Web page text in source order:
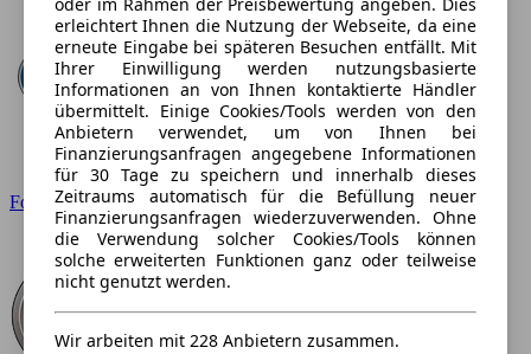
Ford
erleichtert Ihnen die Nutzung der Webseite, da eine
erneute Eingabe bei späteren Besuchen entfällt. Mit
Ihrer Einwilligung werden nutzungsbasierte
Informationen an von Ihnen kontaktierte Händler
übermittelt. Einige Cookies/Tools werden von den
Anbietern verwendet, um von Ihnen bei
Finanzierungsanfragen angegebene Informationen
für 30 Tage zu speichern und innerhalb dieses
Zeitraums automatisch für die Befüllung neuer
Finanzierungsanfragen wiederzuverwenden. Ohne
die Verwendung solcher Cookies/Tools können
solche erweiterten Funktionen ganz oder teilweise
nicht genutzt werden.
Wir arbeiten mit 228 Anbietern zusammen.